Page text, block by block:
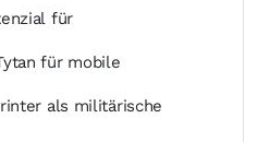
für
für mobile
als militärische